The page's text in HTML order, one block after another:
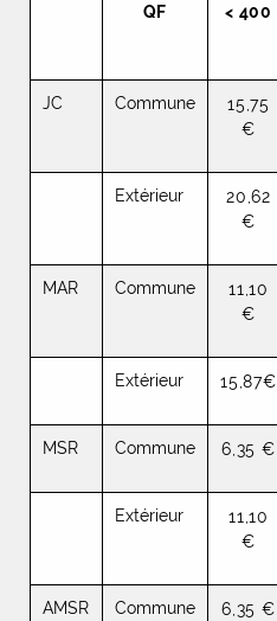
QF < 400
JC Commune
15,75
€
Extérieur
20,62
€
MAR Commune
11,10
€
Extérieur 15,87€
MSR Commune 6,35 €
Extérieur
11,10
€
AMSR Commune 6,35 €